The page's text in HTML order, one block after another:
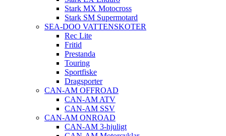
Stark MX Motocross
Stark SM Supermotard
SEA-DOO VATTENSKOTER
Rec Lite
Fritid
Prestanda
Touring
Sportfiske
Dragsporter
CAN-AM OFFROAD
CAN-AM ATV
CAN-AM SSV
CAN-AM ONROAD
CAN-AM 3-hjuligt